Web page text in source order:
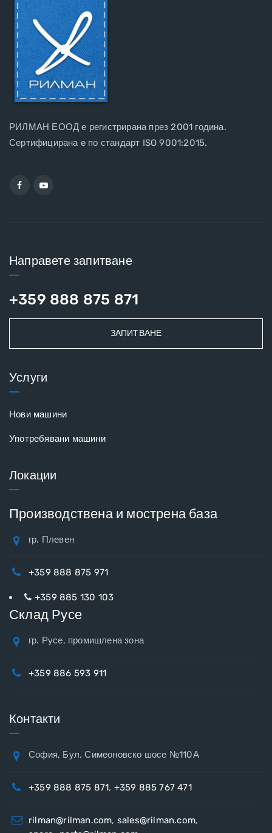
РИЛМАН ЕООД е регистрирана през 2001 година.
Сертифицирана e по стандарт ISO 9001:2015.
Направете запитване
+359 888 875 871
ЗАПИТВАНЕ
Услуги
Нови машини
Употребявани машини
Локации
Производствена и мострена база
гр. Плевен
+359 888 875 971
+359 885 130 103
Склад Русе
гр. Русе, промишлена зона
+359 886 593 911
Контакти
София, Бул. Симеоновско шосе №110А
+359 888 875 871, +359 885 767 471
rilman@rilman.com, sales@rilman.com,